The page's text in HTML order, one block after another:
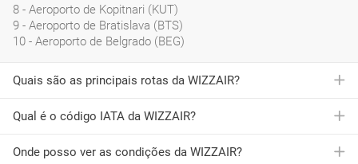
8 - Aeroporto de Kopitnari (KUT)
9 - Aeroporto de Bratislava (BTS)
10 - Aeroporto de Belgrado (BEG)
Quais são as principais rotas da WIZZAIR?
A WIZZAIR oferece vários voos para mais de 9 cidades.
seguintes:
Qual é o código IATA da WIZZAIR?
O código IATA da WIZZAIR é W6
Onde posso ver as condições da WIZZAIR?